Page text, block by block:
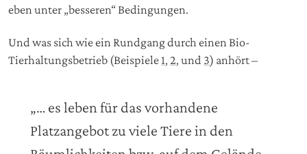
eben unter „besseren“ Bedingungen.
Und was sich wie ein Rundgang durch einen Bio-
Tierhaltungsbetrieb (Beispiele1,2, und 3) anhört –
„… es leben für das vorhandene
Platzangebot zu viele Tiere in den